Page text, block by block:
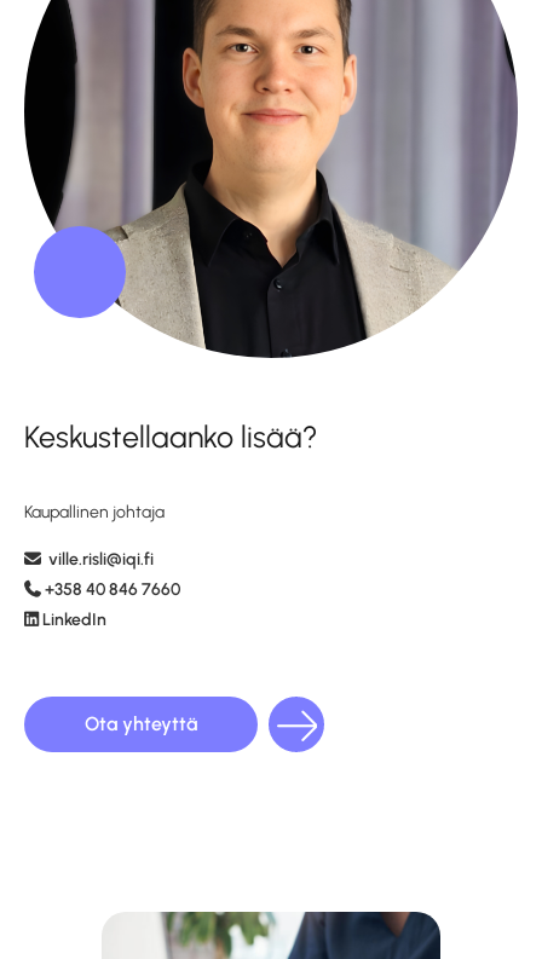
Keskustellaanko lisää?
Kaupallinen johtaja
ville.risli@iqi.fi
+358 40 846 7660
LinkedIn
Ota yhteyttä